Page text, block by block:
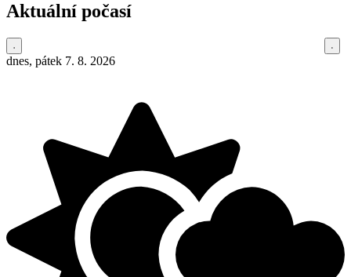
Aktuální počasí
dnes, pátek 7. 8. 2026